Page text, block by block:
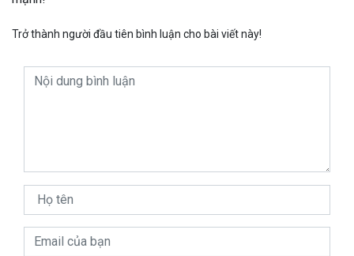
Trở thành người đầu tiên bình luận cho bài viết này!